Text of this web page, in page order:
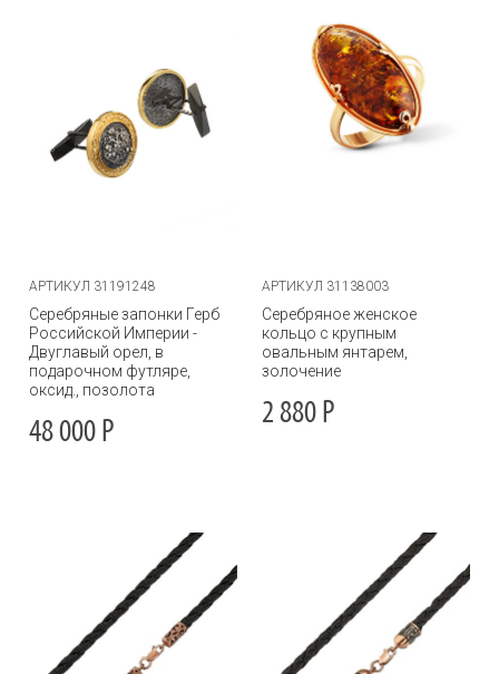
АРТИКУЛ 31191248
Серебряные запонки Герб
Российской Империи -
Двуглавый орел, в
подарочном футляре,
оксид., позолота
48 000 Р
АРТИКУЛ 31138003
Серебряное женское
кольцо с крупным
овальным янтарем,
золочение
2 880 Р